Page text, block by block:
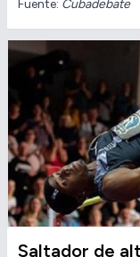
Fuente: Cubadebate
Saltador de